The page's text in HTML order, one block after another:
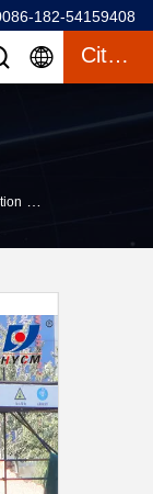
182-54159408
Citation
>